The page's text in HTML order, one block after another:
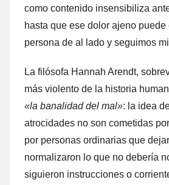
como contenido insensibiliza
hasta que ese dolor ajeno puede
persona de al lado y seguimos
La filósofa Hannah Arendt,
más violento de la historia
«la banalidad del mal»: la idea
atrocidades no son cometidas
por personas ordinarias que
normalizaron lo que no debería
siguieron instrucciones o